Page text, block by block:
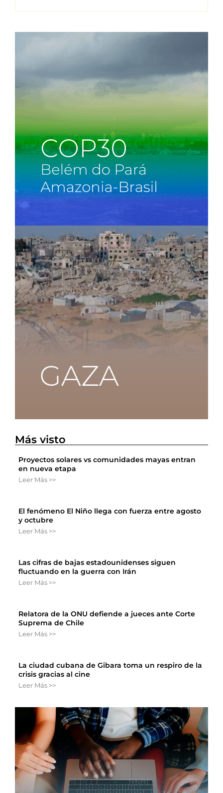
Más visto
Proyectos solares vs comunidades mayas entran
en nueva etapa
Leer Más >>
El fenómeno El Niño llega con fuerza entre agosto
y octubre
Leer Más >>
Las cifras de bajas estadounidenses siguen
fluctuando en la guerra con Irán
Leer Más >>
Relatora de la ONU defiende a jueces ante Corte
Suprema de Chile
Leer Más >>
La ciudad cubana de Gibara toma un respiro de la
crisis gracias al cine
Leer Más >>